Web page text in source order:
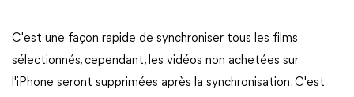
C'est une façon rapide de synchroniser tous les films
sélectionnés, cependant, les vidéos non achetées sur
l'iPhone seront supprimées après la synchronisation. C'est